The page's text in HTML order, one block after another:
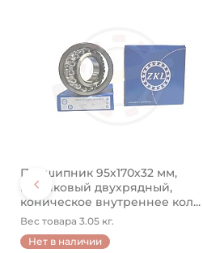
Подшипник 95х170х32 мм,
шариковый двухрядный,
коническое внутреннее кол...
Вес товара 3.05 кг.
Нет в наличии